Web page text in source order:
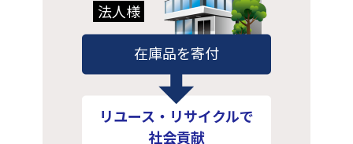
法人様
在庫品を寄付
リユース・リサイクルで
社会貢献